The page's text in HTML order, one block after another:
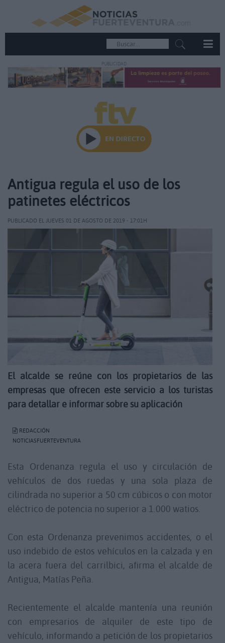
PUBLICIDAD
Antigua regula el uso de los
patinetes eléctricos
PUBLICADO EL JUEVES 01 DE AGOSTO DE 2019 - 17:01H
El alcalde se reúne con los propietarios de las
empresas que ofrecen este servicio a los turistas
para detallar e informar sobre su aplicación
REDACCIÓN
NOTICIASFUERTEVENTURA
Esta Ordenanza regula el uso y circulación de
vehículos de dos ruedas y una sola plaza de
cilindrada no superior a 50 cm cúbicos o con motor
eléctrico de potencia no superior a 1.000 watios.
Con esta Ordenanza prevenimos accidentes, o el
uso indebido de estos vehículos en la calzada y en
la acera fuera del carrilbici, afirma el alcalde de
Antigua, Matías Peña.
Recientemente el alcalde mantenía una reunión
con empresarios de alquiler de este tipo de
vehículo, informando a petición de los propietarios